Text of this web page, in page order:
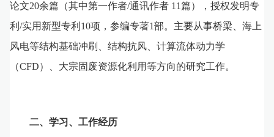
论文20余篇（其中第一作者/通讯作者 11篇），授权发明专
利 /实用新型专利 10项，参编专著1部。主要从事桥梁、海上
风电等结构基础冲刷、结构抗风、计算流体动力学
（CFD） 、 大宗固废资源化利用等方向的研究工作。
二、学习、工作经历